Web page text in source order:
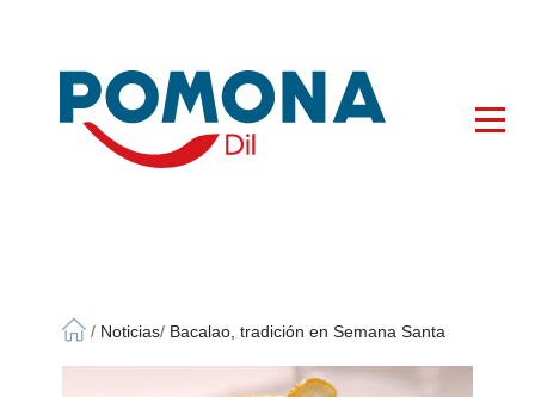
/ Noticias/ Bacalao, tradición en Semana Santa